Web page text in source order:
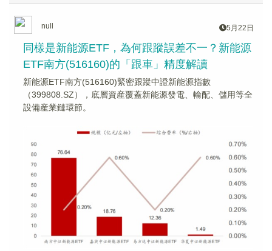
null 5月22日
同樣是新能源ETF，為何跟蹤誤差不一？新能源
ETF南方(516160)的「跟車」精度解讀
新能源ETF南方(516160)緊密跟蹤中證新能源指數
（399808.SZ），底層資産覆蓋新能源發電、輸配、儲用等全
設備産業鏈環節。